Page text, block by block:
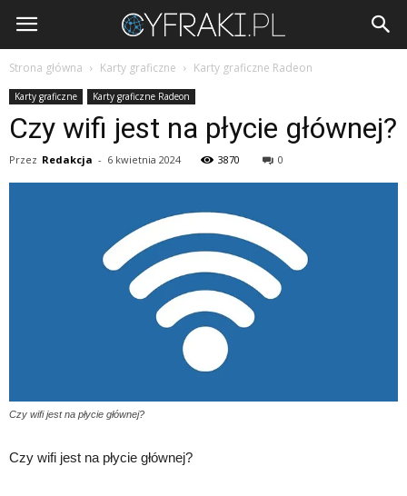
Cyfraki.pl
Strona główna Karty graficzne Karty graficzne Radeon
Karty graficzne Karty graficzne Radeon
Czy wifi jest na płycie głównej?
Przez Redakcja - 6 kwietnia 2024 3870 0
Czy wifi jest na płycie głównej?
Czy wifi jest na płycie głównej?